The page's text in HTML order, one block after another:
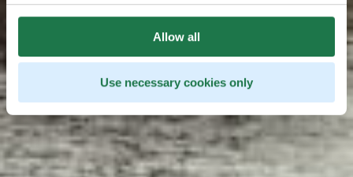
Allow all
Use necessary cookies only